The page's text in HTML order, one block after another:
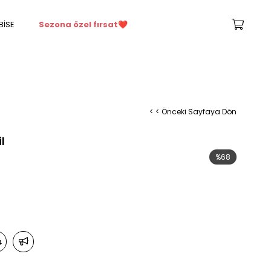
Sezona özel fırsat❤️
< < Önceki Sayfaya Dön
%68